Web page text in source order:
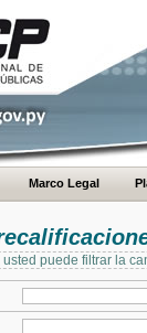
Marco Legal
puede filtrar la